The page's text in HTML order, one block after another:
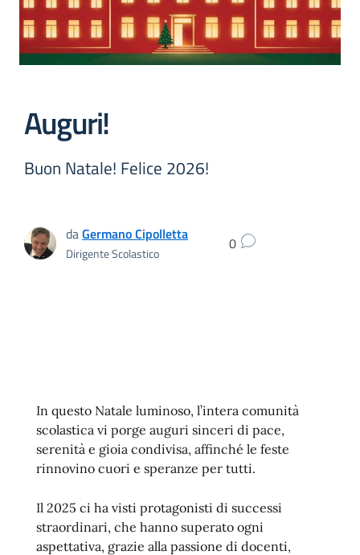
Auguri!
Buon Natale! Felice 2026!
daGermano Cipolletta
Dirigente Scolastico 0
In questo Natale luminoso, l’intera comunità
scolastica vi porge auguri sinceri di pace,
serenità e gioia condivisa, affinché le feste
rinnovino cuori e speranze per tutti.
Il 2025 ci ha visti protagonisti di successi
straordinari, che hanno superato ogni
aspettativa, grazie alla passione di docenti,